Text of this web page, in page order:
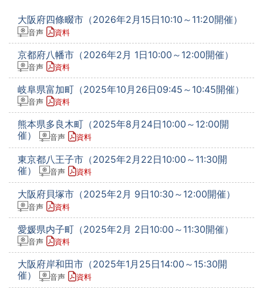
大阪府四條畷市（2026年2月15日10:10～11:20開催）
音声 資料
京都府八幡市（2026年2月 1日10:00～12:00開催）
音声 資料
岐阜県富加町（2025年10月26日09:45～10:45開催）
音声 資料
熊本県多良木町（2025年8月24日10:00～12:00開
催）
音声 資料
東京都八王子市（2025年2月22日10:00～11:30開
催）
音声 資料
大阪府貝塚市（2025年2月 9日10:30～12:00開催）
音声 資料
愛媛県内子町（2025年2月 2日10:00～11:30開催）
音声 資料
大阪府岸和田市（2025年1月25日14:00～15:30開
催）
音声 資料